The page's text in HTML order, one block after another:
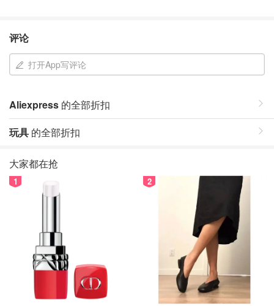
评论
打开App写评论
Aliexpress 的全部折扣
玩具 的全部折扣
大家都在抢
1 2